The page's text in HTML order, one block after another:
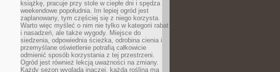
książkę, pracuje przy stole w ciepłe dni i spędza
weekendowe popołudnia. Im lepiej ogród jest
zaplanowany, tym częściej się z niego korzysta.
Warto więc myśleć o nim nie tylko w kategorii rabat
i nasadzeń, ale także wygody. Miejsce do
siedzenia, odpowiednia ścieżka, odrobina cienia i
przemyślane oświetlenie potrafią całkowicie
odmienić sposób korzystania z tej przestrzeni.
Ogród jest również lekcją uważności na zmiany.
Każdy sezon wygląda inaczej, każda roślina ma